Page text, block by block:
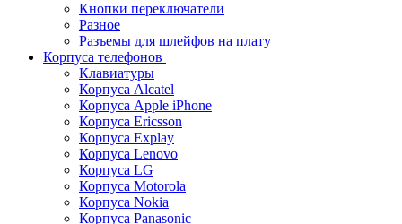
Кнопки переключатели
Разное
Разъемы для шлейфов на плату
Корпуса телефонов
Клавиатуры
Корпуса Alcatel
Корпуса Apple iPhone
Корпуса Ericsson
Корпуса Explay
Корпуса Lenovo
Корпуса LG
Корпуса Motorola
Корпуса Nokia
Корпуса Panasonic